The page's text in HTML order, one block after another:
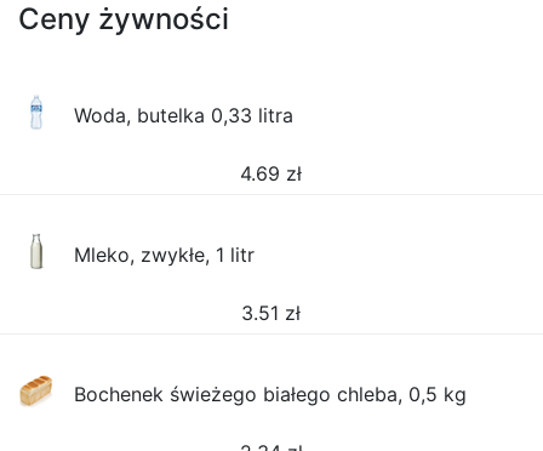
Ceny żywności
Woda, butelka 0,33 litra
4.69 zł
Mleko, zwykłe, 1 litr
3.51 zł
Bochenek świeżego białego chleba, 0,5 kg